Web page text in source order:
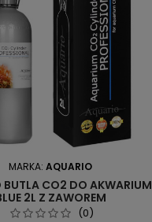
MARKA: AQUARIO
BUTLA CO2 DO AKWARIUM
2L Z ZAWOREM
(0)